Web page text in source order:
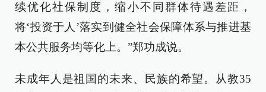
续优化社保制度，缩小不同群体待遇差距，
将‘投资于人’落实到健全社会保障体系与推进基
本公共服务均等化上。”郑功成说。
未成年人是祖国的未来、民族的希望。从教35